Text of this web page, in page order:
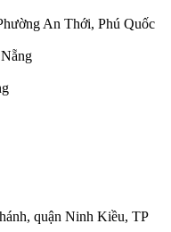
An Thới, Phú Quốc
quận Ninh Kiều, TP